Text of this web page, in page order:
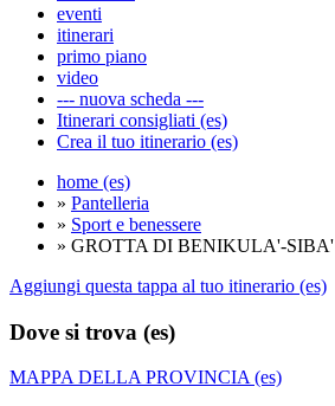
eventi
itinerari
primo piano
video
--- nuova scheda ---
Itinerari consigliati (es)
Crea il tuo itinerario (es)
home (es)
» Pantelleria
» Sport e benessere
» GROTTA DI BENIKULA'-SIBA'
Aggiungi questa tappa al tuo itinerario (es)
Dove si trova (es)
MAPPA DELLA PROVINCIA (es)